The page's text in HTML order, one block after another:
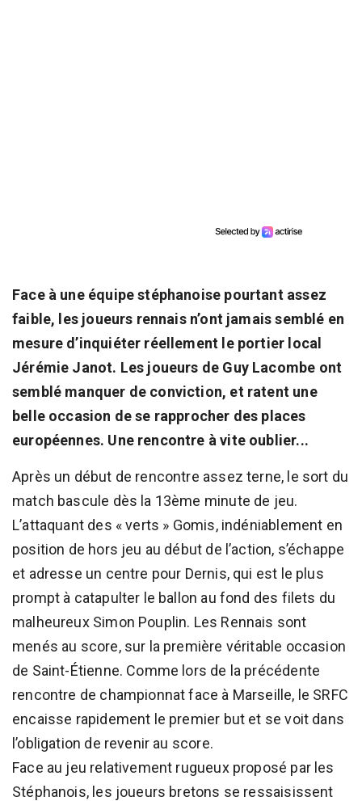
Face à une équipe stéphanoise pourtant assez
faible, les joueurs rennais n’ont jamais semblé en
mesure d’inquiéter réellement le portier local
Jérémie Janot. Les joueurs de Guy Lacombe ont
semblé manquer de conviction, et ratent une
belle occasion de se rapprocher des places
européennes. Une rencontre à vite oublier...
Après un début de rencontre assez terne, le sort du
match bascule dès la 13ème minute de jeu.
L’attaquant des « verts » Gomis, indéniablement en
position de hors jeu au début de l’action, s’échappe
et adresse un centre pour Dernis, qui est le plus
prompt à catapulter le ballon au fond des filets du
malheureux Simon Pouplin. Les Rennais sont
menés au score, sur la première véritable occasion
de Saint-Étienne. Comme lors de la précédente
rencontre de championnat face à Marseille, le SRFC
encaisse rapidement le premier but et se voit dans
l’obligation de revenir au score.
Face au jeu relativement rugueux proposé par les
Stéphanois, les joueurs bretons se ressaisissent